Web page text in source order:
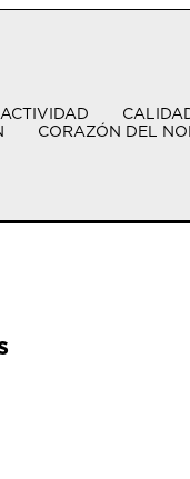
CORAZÓN DEL